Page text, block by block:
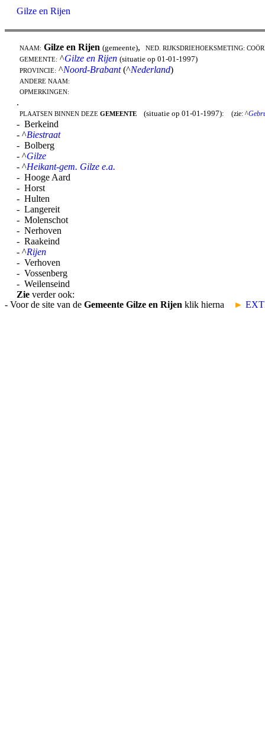
Gilze en Rijen
NAAM: Gilze en Rijen (gemeente),
NED. RIJKSDRIEHOEKSMETING:
GEMEENTE: ^Gilze en Rijen (situatie op 01-01-1997)
PROVINCIE: ^Noord-Brabant(^Nederland)
ANDERE NAAM:
OPMERKINGEN:
.
PLAATSEN BINNEN DEZE GEMEENTE (situatie op 01-01-1997): (zie: ^
- Berkeind
- ^Biestraat
- Bolberg
- ^Gilze
- ^Heikant-gem. Gilze e.a.
- Hooge Aard
- Horst
- Hulten
- Langereit
- Molenschot
- Nerhoven
- Raakeind
- ^Rijen
- Verhoven
- Vossenberg
- Weilenseind
Zie verder ook:
- Voor de site van de Gemeente Gilze en Rijen klik hierna ►